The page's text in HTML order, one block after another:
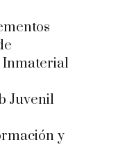
Juvenil
y